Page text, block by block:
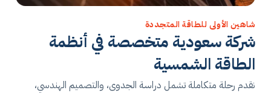
شاهين الأولى للطاقة المتجددة
شركة سعودية متخصصة في أنظمة
الطاقة الشمسية
نقدم رحلة متكاملة تشمل دراسة الجدوى، والتصميم الهندسي،